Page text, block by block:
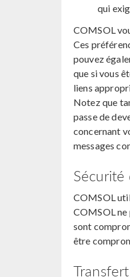
qui
COMSOL
Ces
pouvez
que si vous
liens
Notez que
passe de
concernant
messages
Sécurité
COMSOL
COMSOL ne
sont
être